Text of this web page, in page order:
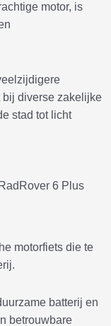
motor, is
bij diverse zakelijke
stad tot licht
motorfiets die te
batterij en
betrouwbare